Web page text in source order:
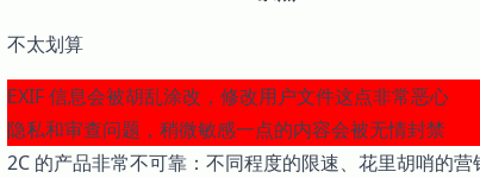
不太划算
EXIF 信息会被胡乱涂改，修改用户文件这点非常恶心
隐私和审查问题，稍微敏感一点的内容会被无情封禁
2C 的产品非常不可靠：不同程度的限速、花里胡哨的营